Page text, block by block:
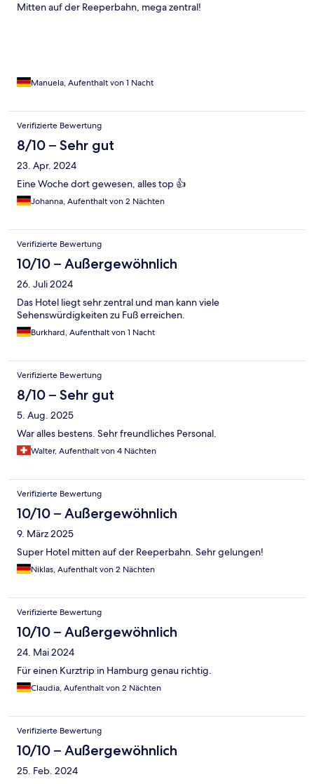
Mitten auf der Reeperbahn, mega zentral!
Manuela, Aufenthalt von 1 Nacht
Verifizierte Bewertung
8/10 – Sehr gut
23. Apr. 2024
Eine Woche dort gewesen, alles top 👍
Johanna, Aufenthalt von 2 Nächten
Verifizierte Bewertung
10/10 – Außergewöhnlich
26. Juli 2024
Das Hotel liegt sehr zentral und man kann viele
Sehenswürdigkeiten zu Fuß erreichen.
Burkhard, Aufenthalt von 1 Nacht
Verifizierte Bewertung
8/10 – Sehr gut
5. Aug. 2025
War alles bestens. Sehr freundliches Personal.
Walter, Aufenthalt von 4 Nächten
Verifizierte Bewertung
10/10 – Außergewöhnlich
9. März 2025
Super Hotel mitten auf der Reeperbahn. Sehr gelungen!
Niklas, Aufenthalt von 2 Nächten
Verifizierte Bewertung
10/10 – Außergewöhnlich
24. Mai 2024
Für einen Kurztrip in Hamburg genau richtig.
Claudia, Aufenthalt von 2 Nächten
Verifizierte Bewertung
10/10 – Außergewöhnlich
25. Feb. 2024